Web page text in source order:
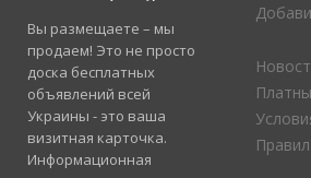
Вы размещаете – мы
продаем! Это не просто
доска бесплатных
объявлений всей
Украины - это ваша
визитная карточка.
Информационная